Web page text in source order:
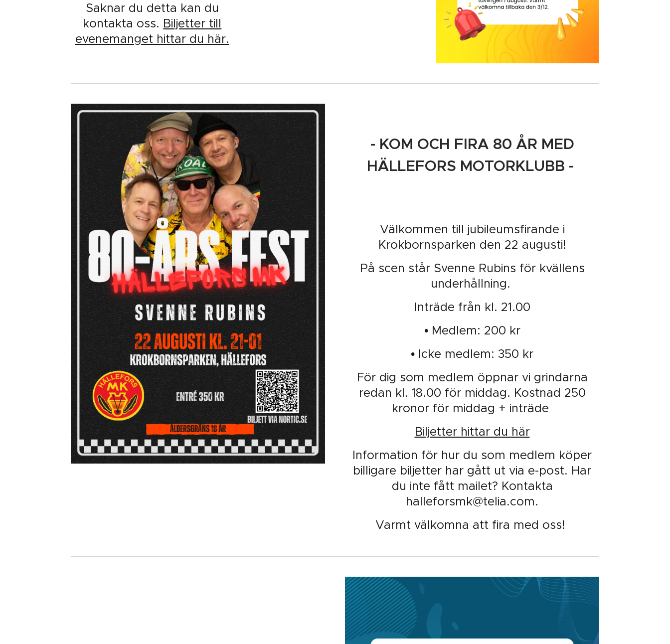
Saknar du detta kan du
kontakta oss. Biljetter till
evenemanget hittar du här.
- KOM OCH FIRA 80 ÅR MED
HÄLLEFORS MOTORKLUBB -
Välkommen till jubileumsfirande i
Krokbornsparken den 22 augusti!
På scen står Svenne Rubins för kvällens
underhållning.
Inträde från kl. 21.00
• Medlem: 200 kr
• Icke medlem: 350 kr
För dig som medlem öppnar vi grindarna
redan kl. 18.00 för middag. Kostnad 250
kronor för middag + inträde
Biljetter hittar du här
Information för hur du som medlem köper
billigare biljetter har gått ut via e-post. Har
du inte fått mailet? Kontakta
halleforsmk@telia.com.
Varmt välkomna att fira med oss!